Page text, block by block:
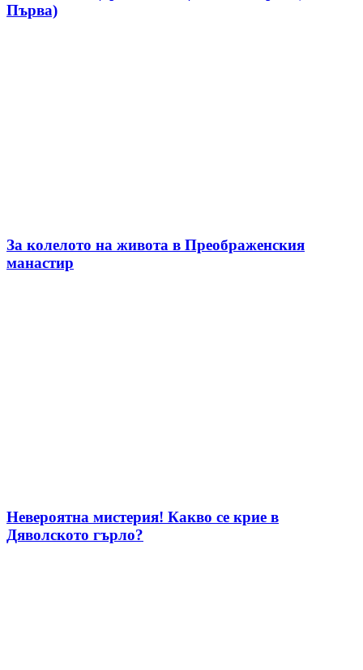
Първа)
За колелото на живота в Преображенския
манастир
Невероятна мистерия! Какво се крие в
Дяволското гърло?